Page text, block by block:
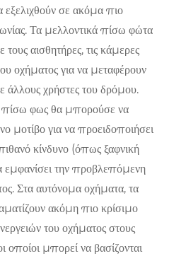
εξελιχθούν σε ακόμα πιο
Τα μελλοντικά πίσω φώτα
αισθητήρες, τις κάμερες
οχήματος για να μεταφέρουν
άλλους χρήστες του δρόμου.
πίσω φως θα μπορούσε να
μοτίβο για να προειδοποιήσει
κίνδυνο (όπως ξαφνική
την προβλεπόμενη
Στα αυτόνομα οχήματα, τα
ακόμη πιο κρίσιμο
του οχήματος στους
οποίοι μπορεί να βασίζονται